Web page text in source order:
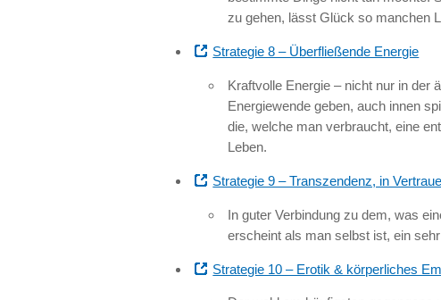
zu gehen, lässt Glück so manchen
Strategie 8 – Überfließende Energie
Kraftvolle Energie – nicht nur in der
Energiewende geben, auch innen
die, welche man verbraucht, eine
Leben.
Strategie 9 – Transzendenz, in
In guter Verbindung zu dem, was
erscheint als man selbst ist, ein
Strategie 10 – Erotik & körperliches